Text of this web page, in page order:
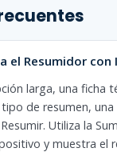
el Resumidor con
larga, una ficha
de resumen,
Utiliza la
y muestra el